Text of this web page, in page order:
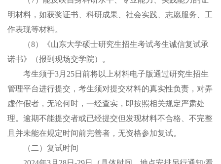
明材料，如获奖证书、科研成果、社会实践、志愿服务、工
作表现等材料。
（8）《山东大学硕士研究生招生考试考生诚信复试承
诺书》
（报到现场交学院）。
考生须于3月25日前将以上材料电子版通过研究生招生
管理平台进行提交，考生须对提交材料的真实性负责，对弄
虚作假者，无论何时，一经查实，即按照相关规定严肃处
理。逾期不能提交者或已经提交但发现材料不合格、不完整
且并未能在规定时间前完善者，无资格参加复试。
（二）复试时间